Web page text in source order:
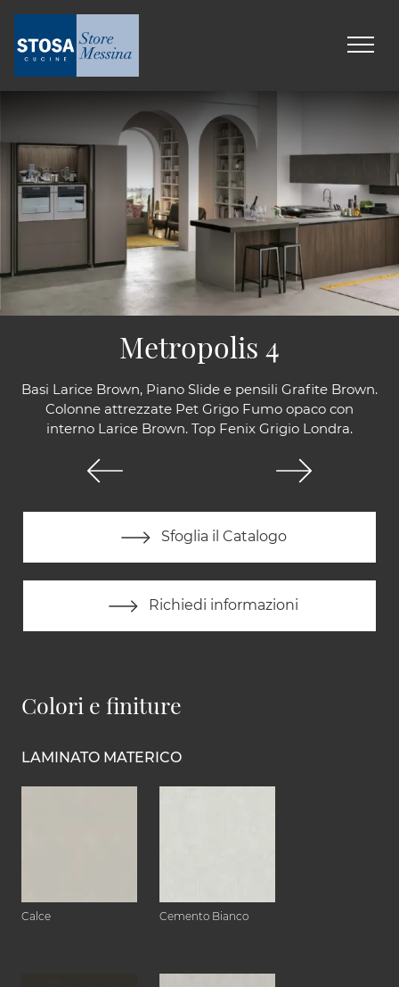
Basi Larice Brown, Piano Slide e pensili Grafite Brown.
Colonne attrezzate Pet Grigo Fumo opaco con
interno Larice Brown. Top Fenix Grigio Londra.
Sfoglia il Catalogo
Richiedi informazioni
Metropolis 4
Colori e finiture
LAMINATO MATERICO
Calce Cemento Bianco